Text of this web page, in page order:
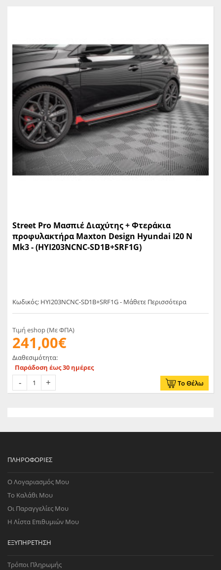
Street Pro Μασπιέ Διαχύτης + Φτεράκια
προφυλακτήρα Maxton Design Hyundai I20 N
Mk3 - (HYI203NCNC-SD1B+SRF1G)
Κωδικός: HYI203NCNC-SD1B+SRF1G - Μάθετε Περισσότερα
Τιμή eshop (Με ΦΠΑ)
241,00€
Διαθεσιμότητα:
Παράδοση έως 30 ημέρες
Το Θέλω
ΠΛΗΡΟΦΟΡΊΕΣ
Ο Λογαριασμός Μου
Το Καλάθι Μου
Οι Παραγγελίες Μου
Η Λίστα Επιθυμιών Μου
ΕΞΥΠΗΡΈΤΗΣΗ
Τρόποι Πληρωμής